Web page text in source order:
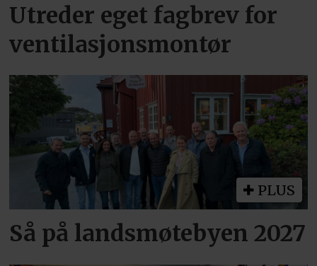
Utreder eget fagbrev for
ventilasjonsmontør
PLUS
Så på landsmøtebyen 2027